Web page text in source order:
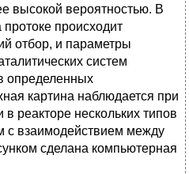
высокой вероятностью. В
протоке происходит
отбор, и параметры
систем
определенных
картина наблюдается при
реакторе нескольких типов
с взаимодействием между
сделана компьютерная